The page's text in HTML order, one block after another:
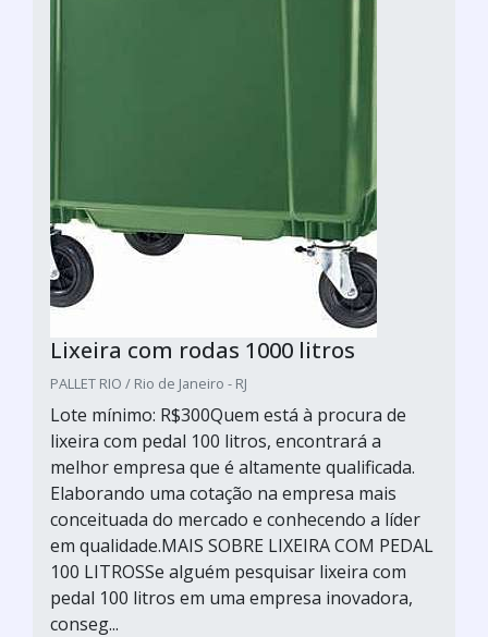
Lixeira com rodas 1000 litros
PALLET RIO / Rio de Janeiro - RJ
Lote mínimo: R$300Quem está à procura de
lixeira com pedal 100 litros, encontrará a
melhor empresa que é altamente qualificada.
Elaborando uma cotação na empresa mais
conceituada do mercado e conhecendo a líder
em qualidade.MAIS SOBRE LIXEIRA COM PEDAL
100 LITROSSe alguém pesquisar lixeira com
pedal 100 litros em uma empresa inovadora,
conseg...